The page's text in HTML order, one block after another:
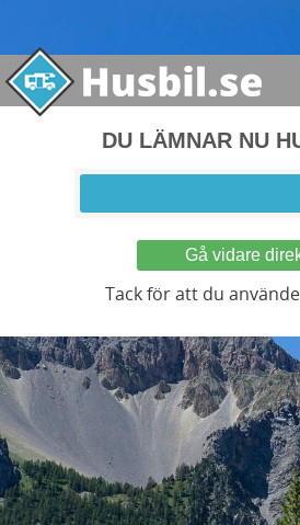
DU LÄMNAR NU
Gå vidare
Tack för att du